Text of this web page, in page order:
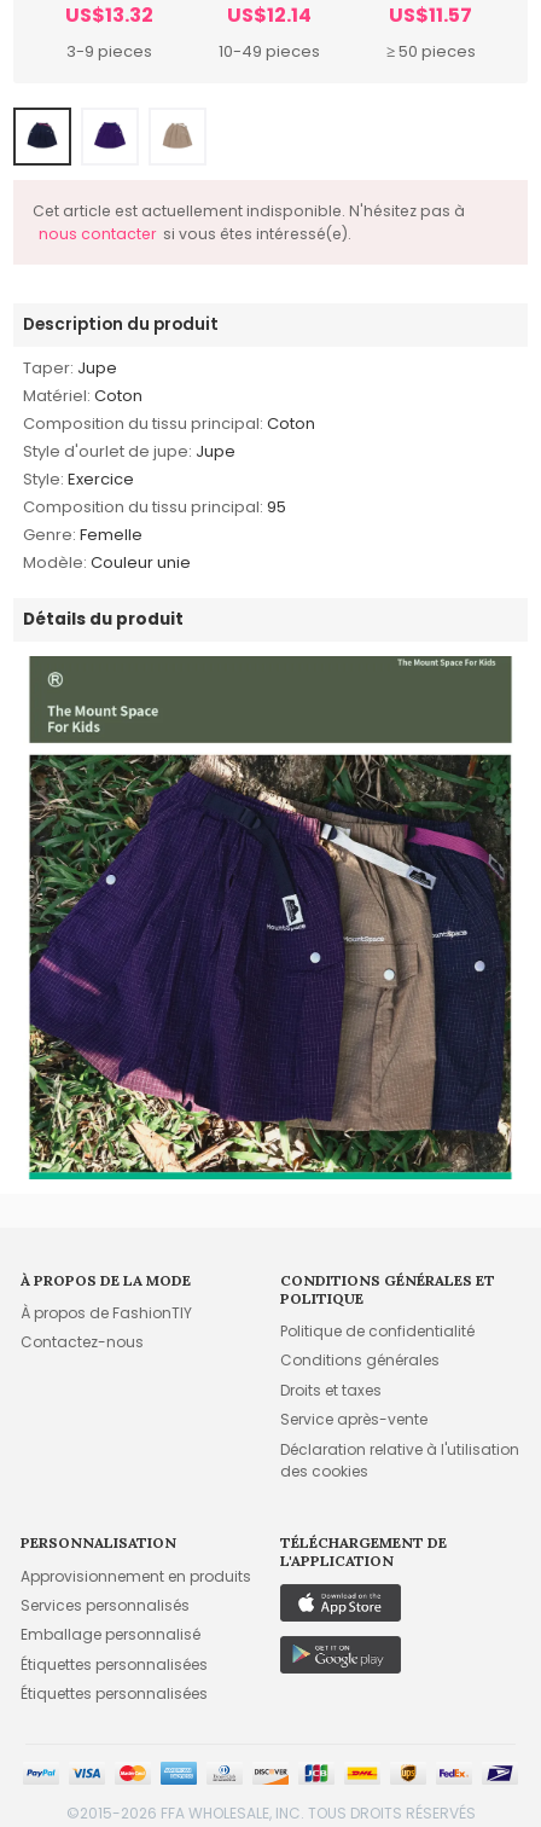
US$13.32
3-9 pieces
US$12.14
10-49 pieces
US$11.57
≥ 50 pieces
Cet article est actuellement indisponible. N'hésitez pas à
nous contacter si vous êtes intéressé(e).
Description du produit
Taper: Jupe
Matériel: Coton
Composition du tissu principal: Coton
Style d'ourlet de jupe: Jupe
Style: Exercice
Composition du tissu principal: 95
Genre: Femelle
Modèle: Couleur unie
Détails du produit
À PROPOS DE LA MODE
À propos de FashionTIY
Contactez-nous
CONDITIONS GÉNÉRALES ET
POLITIQUE
Politique de confidentialité
Conditions générales
Droits et taxes
Service après-vente
Déclaration relative à l'utilisation
des cookies
PERSONNALISATION
Approvisionnement en produits
Services personnalisés
Emballage personnalisé
Étiquettes personnalisées
Étiquettes personnalisées
TÉLÉCHARGEMENT DE
L'APPLICATION
©2015-2026 FFA WHOLESALE, INC. TOUS DROITS RÉSERVÉS